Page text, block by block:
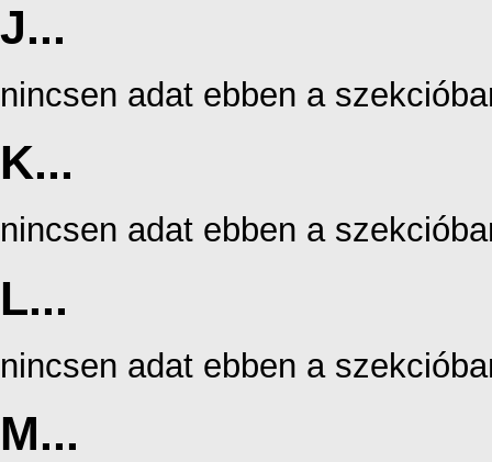
J...
nincsen adat ebben a
K...
nincsen adat ebben a
L...
nincsen adat ebben a
M...